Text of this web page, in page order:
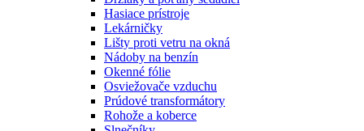
Hasiace prístroje
Lekárničky
Lišty proti vetru na okná
Nádoby na benzín
Okenné fólie
Osviežovače vzduchu
Prúdové transformátory
Rohože a koberce